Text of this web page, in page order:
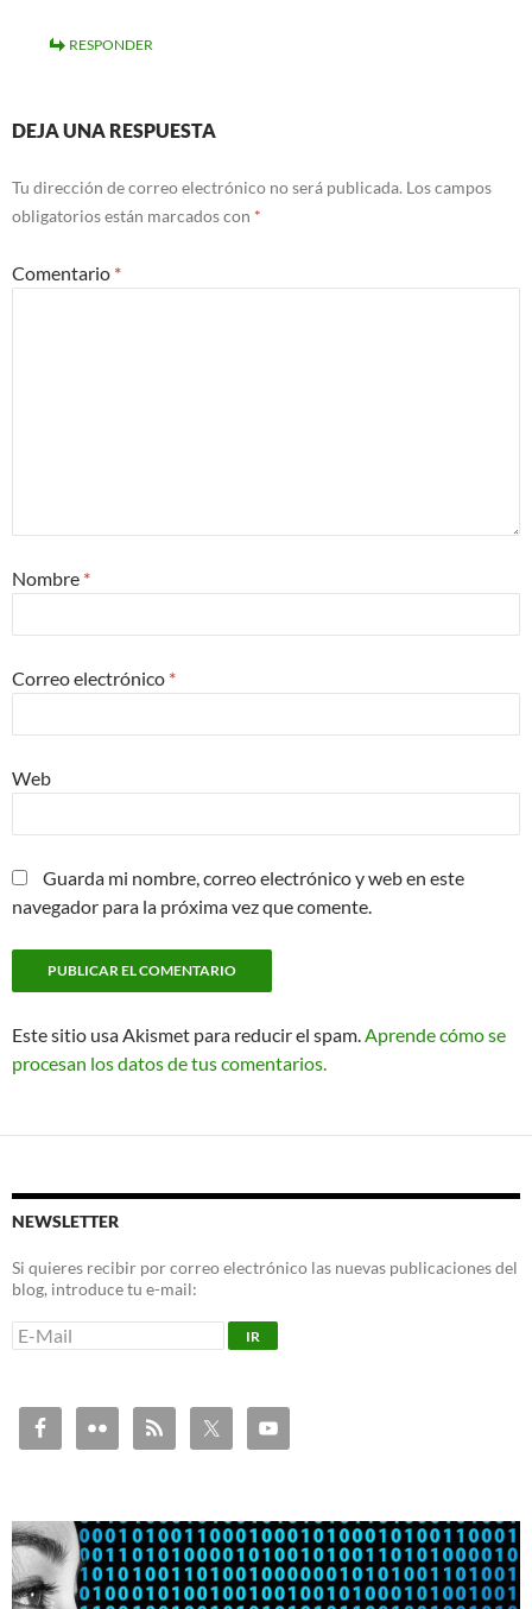
RESPONDER
DEJA UNA RESPUESTA
Tu dirección de correo electrónico no será publicada. Los campos
obligatorios están marcados con *
Comentario *
Nombre *
Correo electrónico *
Web
Guarda mi nombre, correo electrónico y web en este
navegador para la próxima vez que comente.
Este sitio usa Akismet para reducir el spam. Aprende cómo se
procesan los datos de tus comentarios.
NEWSLETTER
Si quieres recibir por correo electrónico las nuevas publicaciones del
blog, introduce tu e-mail: